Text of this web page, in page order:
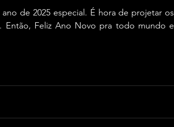
de 2025 especial. É hora de projetar os
Então, Feliz Ano Novo pra todo mundo e